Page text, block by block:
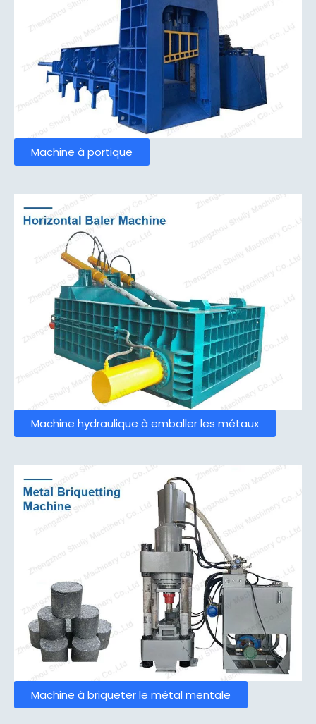
Machine à portique
Machine hydraulique à emballer les métaux
Machine à briqueter le métal mentale